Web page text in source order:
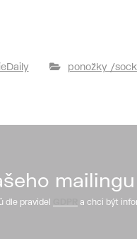
ponožky /
mailingu
dle pravidel
a chci být